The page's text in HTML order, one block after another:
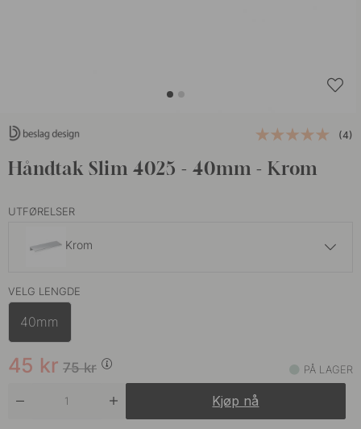
(4)
Håndtak Slim 4025 - 40mm - Krom
UTFØRELSER
Krom
Aluminium
Vit
Rustfritt Stål Finish
VELG LENGDE
40mm
75kr
45 kr PÅ LAGER
Kjøp nå